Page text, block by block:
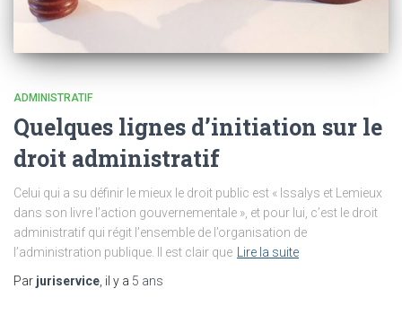
ADMINISTRATIF
Quelques lignes d’initiation sur le
droit administratif
Celui qui a su définir le mieux le droit public est « Issalys et Lemieux
dans son livre l’action gouvernementale », et pour lui, c’est le droit
administratif qui régit l’ensemble de l’organisation de
l’administration publique. Il est clair que
Lire la suite
Par juriservice , il y a 5 ans